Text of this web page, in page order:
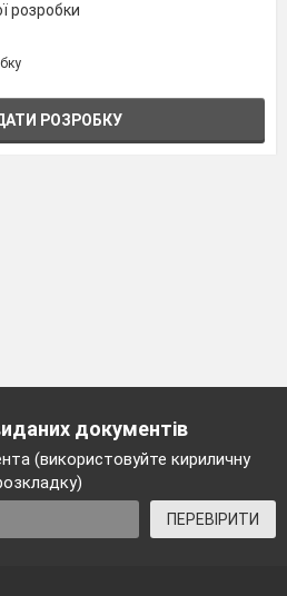
розробки
РОЗРОБКУ
документів
(використовуйте кириличну
ПЕРЕВІРИТИ